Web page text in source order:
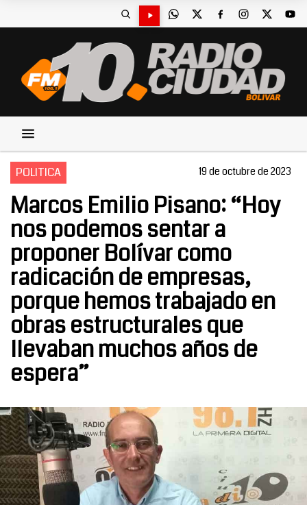
POLITICA 19 de octubre de 2023
Marcos Emilio Pisano: “Hoy
nos podemos sentar a
proponer Bolívar como
radicación de empresas,
porque hemos trabajado en
obras estructurales que
llevaban muchos años de
espera”